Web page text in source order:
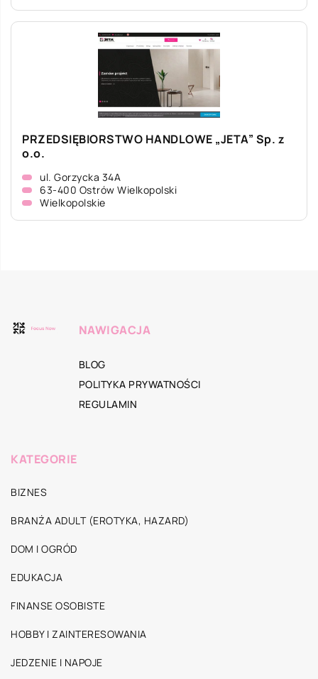
PRZEDSIĘBIORSTWO HANDLOWE „JETA” Sp. z
o.o.
ul. Gorzycka 34A
63-400 Ostrów Wielkopolski
Wielkopolskie
NAWIGACJA
BLOG
POLITYKA PRYWATNOŚCI
REGULAMIN
KATEGORIE
BIZNES
BRANŻA ADULT (EROTYKA, HAZARD)
DOM I OGRÓD
EDUKACJA
FINANSE OSOBISTE
HOBBY I ZAINTERESOWANIA
JEDZENIE I NAPOJE